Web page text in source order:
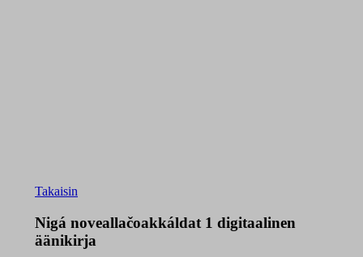
Takaisin
Nigá noveallačoakkáldat 1 digitaalinen
äänikirja